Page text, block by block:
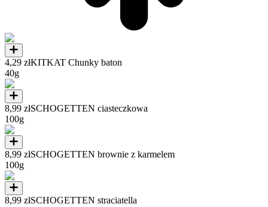
4,29 złKITKAT Chunky baton
40g
8,99 złSCHOGETTEN ciasteczkowa
100g
8,99 złSCHOGETTEN brownie z karmelem
100g
8,99 złSCHOGETTEN straciatella